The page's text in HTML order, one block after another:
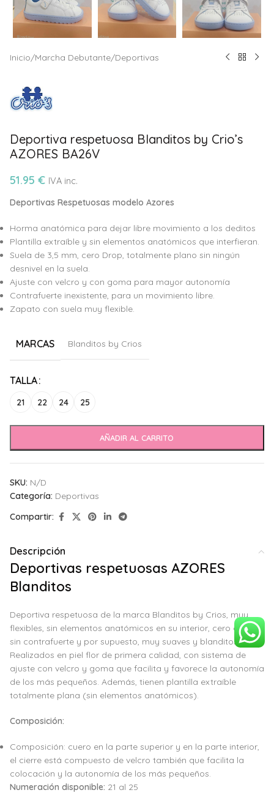
Inicio/Marcha Debutante/Deportivas
Deportiva respetuosa Blanditos by Crio’s
AZORES BA26V
51.95 € IVA inc.
Deportivas Respetuosas modelo Azores
Horma anatómica para dejar libre movimiento a los deditos
Plantilla extraíble y sin elementos anatómicos que interfieran.
Suela de 3,5 mm, cero Drop, totalmente plano sin ningún
desnivel en la suela.
Ajuste con velcro y con goma para mayor autonomía
Contrafuerte inexistente, para un movimiento libre.
Zapato con suela muy flexible.
MARCAS Blanditos by Crios
TALLA
21 22 24 25
AÑADIR AL CARRITO
Alternative:
SKU: N/D
Categoría: Deportivas
Compartir:
Descripción
Deportivas respetuosas AZORES
Blanditos
Deportiva respetuosa de la marca Blanditos by Crios, muy
flexibles, sin elementos anatómicos en su interior, cero drop,
sin contrafuerte y por supuesto, muy suaves y blanditos.
Realizados en piel flor de primera calidad, con sistema de
ajuste con velcro y goma que facilita y favorece la autonomía
de los más pequeños. Además, tienen plantilla extraíble
totalmente plana (sin elementos anatómicos).
Composición:
Composición: cuero en la parte superior y en la parte interior,
el cierre está compuesto de velcro también que facilita la
colocación y la autonomía de los más pequeños.
Numeración disponible: 21 al 25